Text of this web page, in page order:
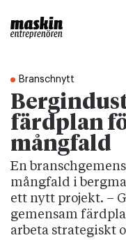
Branschnytt
färdplan
mångfald
En
mångfald i
ett nytt projekt. –
gemensam
arbeta strategiskt